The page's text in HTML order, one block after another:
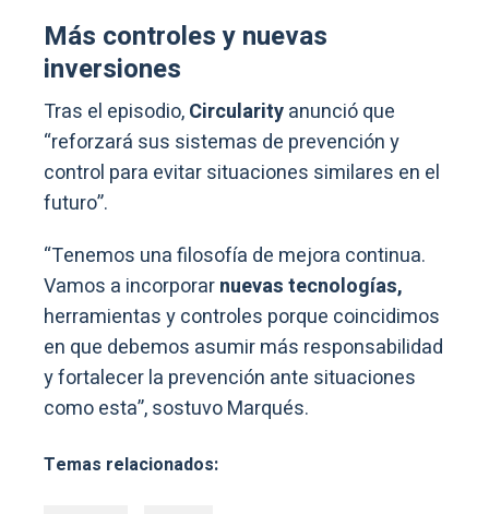
Más controles y nuevas
inversiones
Tras el episodio,Circularityanunció que
“reforzará sus sistemas de prevención y
control para evitar situaciones similares en el
futuro”.
“Tenemos una filosofía de mejora continua.
Vamos a incorporarnuevas tecnologías,
herramientas y controles porque coincidimos
en que debemos asumir más responsabilidad
y fortalecer la prevención ante situaciones
como esta”, sostuvo Marqués.
Temas relacionados: